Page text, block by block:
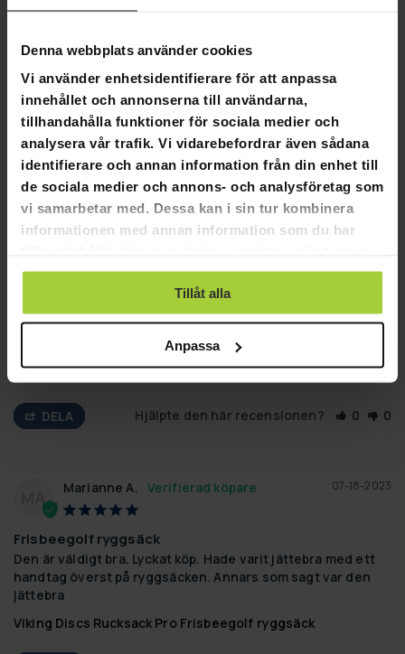
Denna webbplats använder cookies
Vi använder enhetsidentifierare för att anpassa
innehållet och annonserna till användarna,
tillhandahålla funktioner för sociala medier och
analysera vår trafik. Vi vidarebefordrar även sådana
identifierare och annan information från din enhet till
de sociala medier och annons- och analysföretag som
vi samarbetar med. Dessa kan i sin tur kombinera
informationen med annan information som du har
använt deras tjänster.
Tillåt alla
Anpassa
SKRIV EN RECENSION
STÄLL EN FRÅGA
Recensioner Frågor
07-25-2023
Anonymous
Diskväska
Helt bra, skulle kunna rymma några fler diskar
Viking Discs Rucksack Pro Frisbeegolf ryggsäck
DELA Hjälpte den här recensionen? 0 0
MA
07-18-2023
Marianne A.
Frisbeegolf ryggsäck
Den är väldigt bra. Lyckat köp. Hade varit jättebra med ett
handtag överst på ryggsäcken. Annars som sagt var den
jättebra
Viking Discs Rucksack Pro Frisbeegolf ryggsäck